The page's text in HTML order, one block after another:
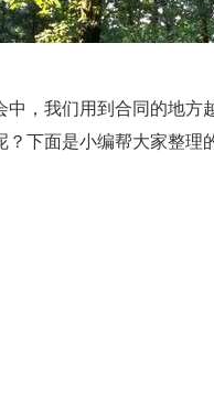
，我们用到合同的地方
下面是小编帮大家整理